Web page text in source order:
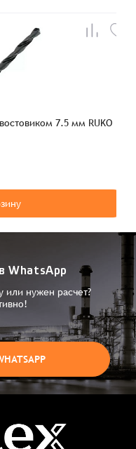
7.5 мм RUKO
WhatsApp
или нужен расчет?